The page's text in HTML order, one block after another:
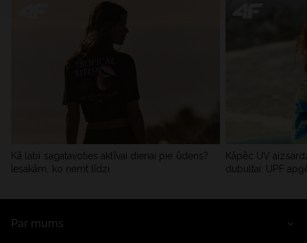
Kā labi sagatavoties aktīvai dienai pie ūdens?
Iesakām, ko ņemt līdzi
Kāpēc UV
dubultai: UPF
Par mums